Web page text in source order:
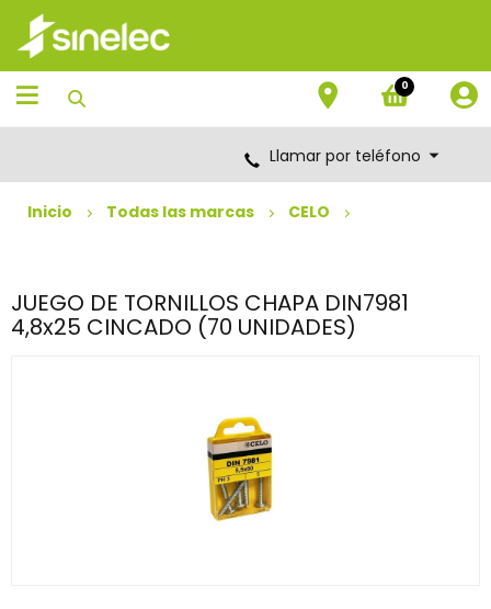
Saltar
contenido
Saltar
menú
de
navegación
0
Llamar por teléfono
Inicio Todas las marcas CELO
JUEGO DE TORNILLOS CHAPA DIN7981
4,8x25 CINCADO (70 UNIDADES)